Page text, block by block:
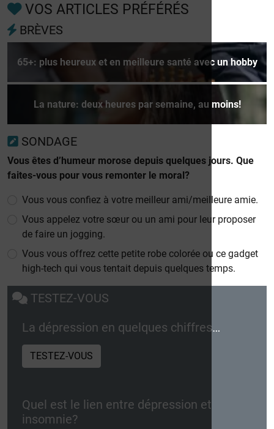
VOS ARTICLES PRÉFÉRÉS
BRÈVES
65+: plus heureux et en meilleure santé avec un hobby
La nature: deux heures par semaine, au moins!
SONDAGE
Vous êtes d’humeur morose depuis quelques jours. Que
faites-vous pour vous remonter le moral?
Vous vous confiez à votre meilleur ami/meilleure amie.
Vous appelez votre sœur ou un ami pour leur proposer
de faire un jogging.
Vous vous offrez cette petite robe colorée ou ce gadget
high-tech qui vous tentait depuis quelques temps.
TESTEZ-VOUS
La dépression en quelques chiffres…
TESTEZ-VOUS
Quel est le lien entre dépression et
insomnie?